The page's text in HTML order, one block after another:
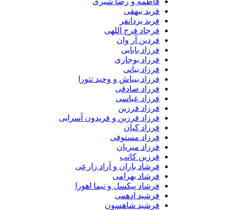
فربد بیهقی
فربد یزدانفر
فرجاد فرج اللهی
فردین آر وان
فرزاد بابایی
فرزاد بوجاری
فرزاد بیانی
فرزاد بیباش و وحید تتورا
فرزاد صادقی
فرزاد عباسی
فرزاد فرزین
فرزاد فرزین و فریدون آسرایی
فرزاد کیان
فرزاد مستوفی
فرزاد میریان
فرزین کاتب
فرشاد باران و آراد زارعی
فرشاد بهرامی
فرشاد پیکسل و نیما اهورا
فرشید ادهمی
فرشید شاهسون